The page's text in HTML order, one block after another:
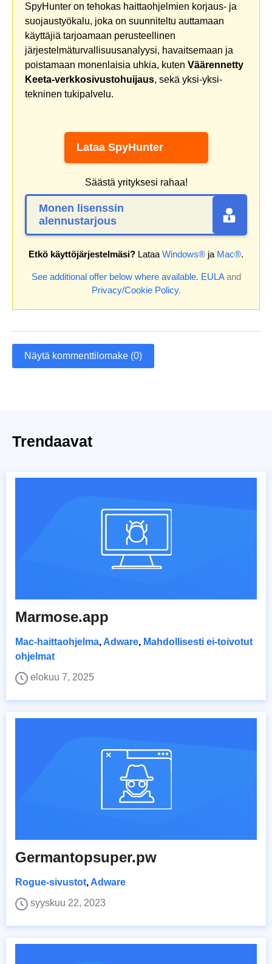
SpyHunter on tehokas haittaohjelmien korjaus- ja
suojaustyökalu, joka on suunniteltu auttamaan
käyttäjiä tarjoamaan perusteellinen
järjestelmäturvallisuusanalyysi, havaitsemaan ja
poistamaan monenlaisia uhkia, kuten Väärennetty
Keeta-verkkosivustohuijaus, sekä yksi-yksi-
tekninen tukipalvelu.
Lataa SpyHunter
Säästä yrityksesi rahaa!
Monen lisenssin
alennustarjous
Etkö käyttöjärjestelmäsi? Lataa Windows® ja Mac®.
See additional offer below where available. EULAand
Privacy/Cookie Policy.
Näytä kommenttilomake (0)
Trendaavat
Marmose.app
Mac-haittaohjelma, Adware, Mahdollisesti ei-toivotut
ohjelmat
elokuu 7, 2025
Germantopsuper.pw
Rogue-sivustot, Adware
syyskuu 22, 2023